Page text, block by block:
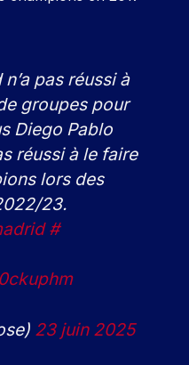
pas réussi à
groupes pour
Diego Pablo
réussi à le faire
lors des
23.
#
23 juin 2025